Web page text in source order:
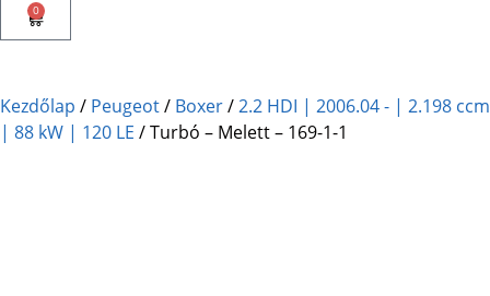
0
Kezdőlap / Peugeot/ Boxer/2.2 HDI | 2006.04 - | 2.198 ccm
| 88 kW | 120 LE / Turbó – Melett – 169-1-1